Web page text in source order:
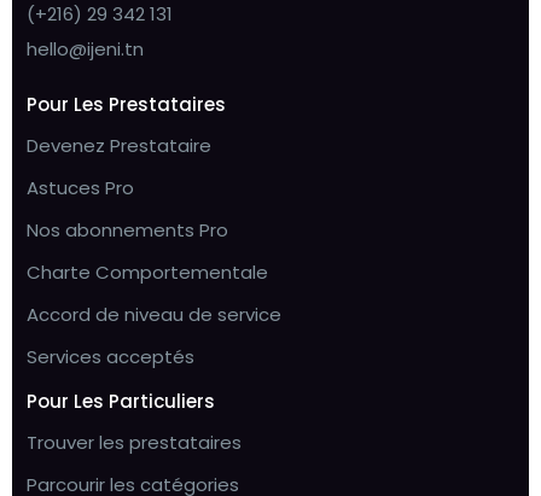
(+216) 29 342 131
hello@ijeni.tn
Pour Les Prestataires
Devenez Prestataire
Astuces Pro
Nos abonnements Pro
Charte Comportementale
Accord de niveau de service
Services acceptés
Pour Les Particuliers
Trouver les prestataires
Parcourir les catégories